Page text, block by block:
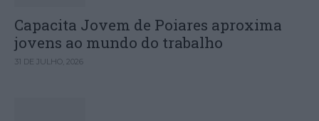
Capacita Jovem de Poiares aproxima
jovens ao mundo do trabalho
31 DE JULHO, 2026